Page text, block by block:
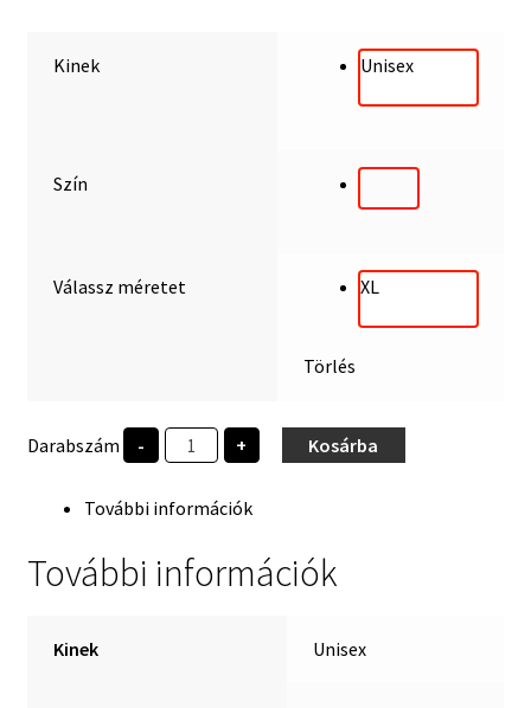
Kinek Unisex
Szín
Válassz méretet XL
Törlés
Darabszám -
BGE
1857
mennyiség
+ Kosárba
További információk
További információk
Kinek Unisex